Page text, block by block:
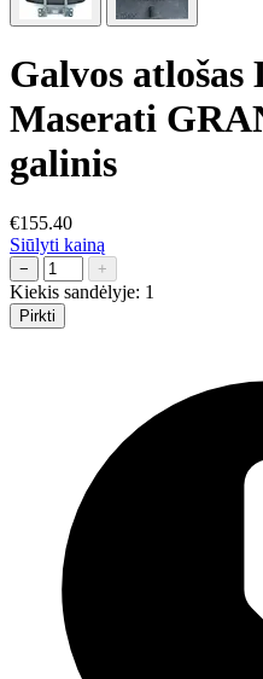
Galvos
Maserati
galinis
€155.40
Siūlyti kainą
− +
Kiekis sandėlyje: 1
Pirkti